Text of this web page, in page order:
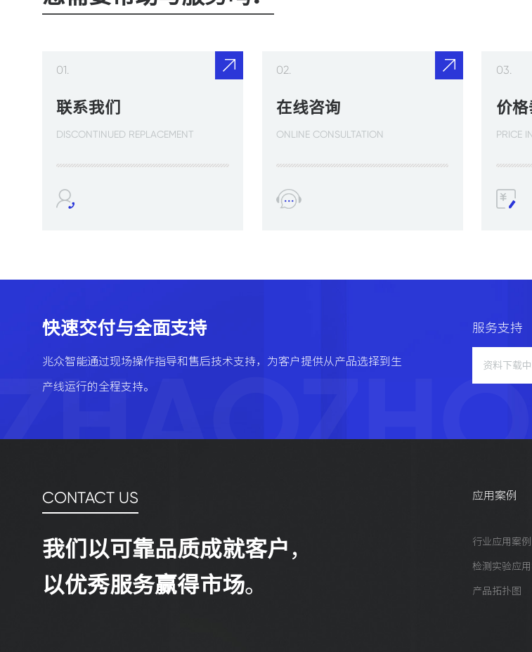
01.
联系我们
DISCONTINUED REPLACEMENT
02.
在线咨询
ONLINE CONSULTATION
03.
价
PRICE
快速交付与全面支持
兆众智能通过现场操作指导和售后技术支持，为客户提供从产品选择到生
产线运行的全程支持。
服务支持
资料下载
CONTACT US
我们以可靠品质成就客户 ，
以优秀服务赢得市场。
应用案例
行业应用案例
检测实验应
产品拓扑图